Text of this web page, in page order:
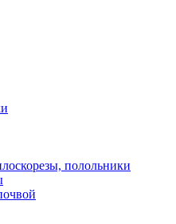
полольники